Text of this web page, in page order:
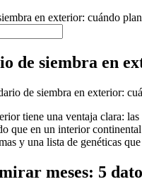
en exterior: cuándo
de siembra en
tiene una ventaja clara:
que en un interior
y una lista de genéticas
meses: 5